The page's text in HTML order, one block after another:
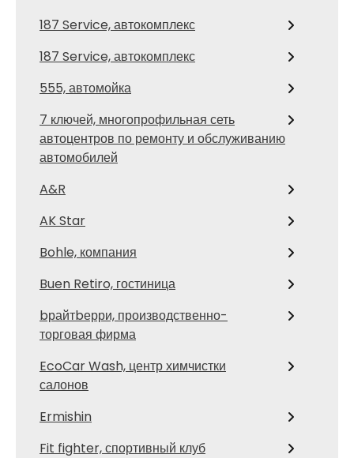
187 Service, автокомплекс
187 Service, автокомплекс
555, автомойка
7 ключей, многопрофильная сеть
автоцентров по ремонту и обслуживанию
автомобилей
A&R
AK Star
Bohle, компания
Buen Retiro, гостиница
bрайтbерри, производственно-
торговая фирма
EcoCar Wash, центр химчистки
салонов
Ermishin
Fit fighter, спортивный клуб